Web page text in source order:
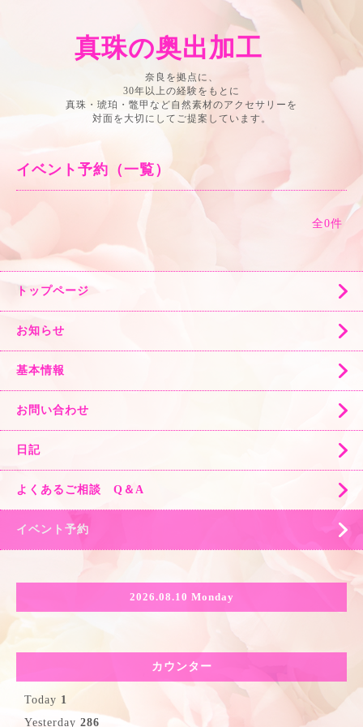
真珠の奥出加工
奈良を拠点に、
30年以上の経験をもとに
真珠・琥珀・鼈甲など自然素材のアクセサリーを
対面を大切にしてご提案しています。
イベント予約（一覧）
全0件
トップページ
お知らせ
基本情報
お問い合わせ
日記
よくあるご相談 Q＆A
イベント予約
2026.08.10 Monday
カウンター
Today 1
Yesterday 286